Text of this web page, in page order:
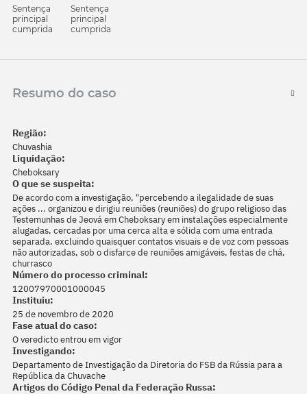
Sentença
principal
cumprida
Sentença
principal
cumprida
Resumo do caso
Região:
Chuvashia
Liquidação:
Cheboksary
O que se suspeita:
De acordo com a investigação, "percebendo a ilegalidade de suas
ações ... organizou e dirigiu reuniões (reuniões) do grupo religioso das
Testemunhas de Jeová em Cheboksary em instalações especialmente
alugadas, cercadas por uma cerca alta e sólida com uma entrada
separada, excluindo quaisquer contatos visuais e de voz com pessoas
não autorizadas, sob o disfarce de reuniões amigáveis, festas de chá,
churrasco
Número do processo criminal:
12007970001000045
Instituiu:
25 de novembro de 2020
Fase atual do caso:
O veredicto entrou em vigor
Investigando:
Departamento de Investigação da Diretoria do FSB da Rússia para a
República da Chuvache
Artigos do Código Penal da Federação Russa: